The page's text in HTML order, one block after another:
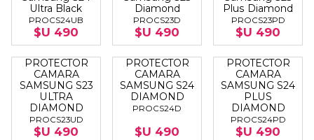
Ultra Black
PROCS24UB
$U 490
Diamond
PROCS23D
$U 490
Plus Diamond
PROCS23PD
$U 490
PROTECTOR
CAMARA
SAMSUNG S23
ULTRA
DIAMOND
PROCS23UD
$U 490
PROTECTOR
CAMARA
SAMSUNG S24
DIAMOND
PROCS24D
$U 490
PROTECTOR
CAMARA
SAMSUNG S24
PLUS
DIAMOND
PROCS24PD
$U 490